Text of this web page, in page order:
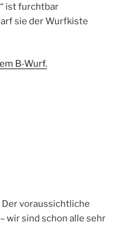
ist furchtbar
sie der Wurfkiste
B-Wurf.
voraussichtliche
wir sind schon alle sehr